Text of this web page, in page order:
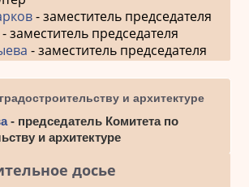
- заместитель председателя
- заместитель председателя
- заместитель председателя
и архитектуре
- председатель Комитета по
и архитектуре
досье